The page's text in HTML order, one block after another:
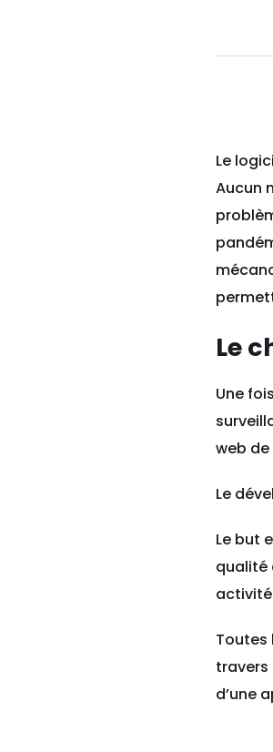
Le
Aucun
Le
Une
web
Le
Le but
qualité
Toutes
travers
d’une